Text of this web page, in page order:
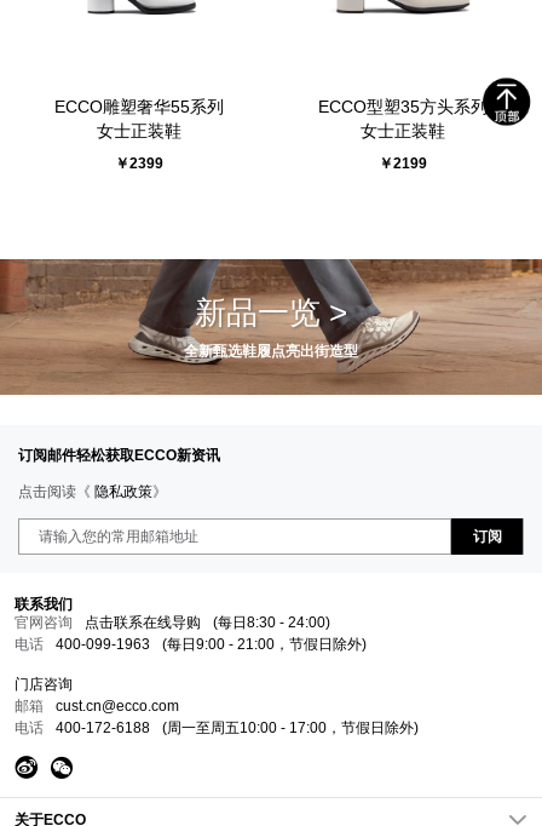
ECCO雕塑奢华55系列
女士正装鞋
￥2399
ECCO型塑35方头系列
女士正装鞋
￥2199
新品一览 >
全新甄选鞋履点亮出街造型
订阅邮件轻松获取ECCO新资讯
点击阅读《 隐私政策》
订阅
联系我们
官网咨询
点击联系在线导购
(每日8:30 - 24:00)
电话
400-099-1963 (每日9:00 - 21:00，节假日除外)
门店咨询
邮箱
cust.cn@ecco.com
电话
400-172-6188 (周一至周五10:00 - 17:00，节假日除外)
关于ECCO